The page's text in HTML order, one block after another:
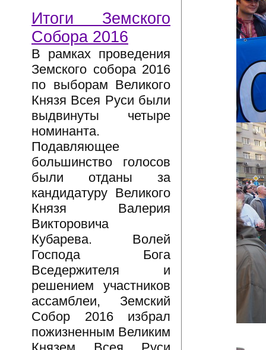
Итоги Земского
Собора 2016
В рамках проведения
Земского собора 2016
по выборам Великого
Князя Всея Руси были
выдвинуты четыре
номинанта.
Подавляющее
большинство голосов
были отданы за
кандидатуру Великого
Князя Валерия
Викторовича
Кубарева. Волей
Господа Бога
Вседержителя и
решением участников
ассамблеи, Земский
Собор 2016 избрал
пожизненным Великим